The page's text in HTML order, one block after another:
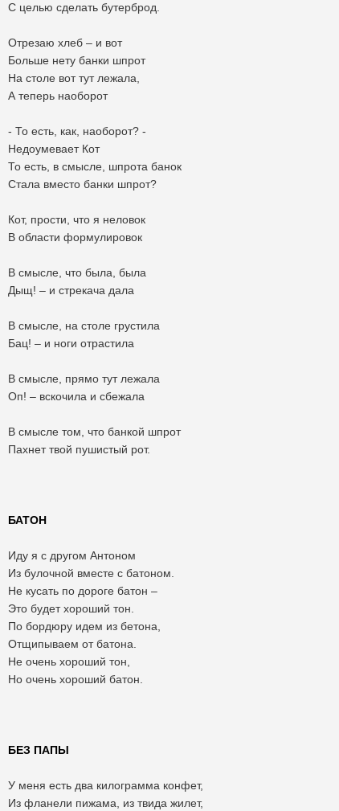
С целью сделать бутерброд.
Отрезаю хлеб – и вот
Больше нету банки шпрот
На столе вот тут лежала,
А теперь наоборот
- То есть, как, наоборот? -
Недоумевает Кот
То есть, в смысле, шпрота банок
Стала вместо банки шпрот?
Кот, прости, что я неловок
В области формулировок
В смысле, что была, была
Дыщ! – и стрекача дала
В смысле, на столе грустила
Бац! – и ноги отрастила
В смысле, прямо тут лежала
Оп! – вскочила и сбежала
В смысле том, что банкой шпрот
Пахнет твой пушистый рот.
БАТОН
Иду я с другом Антоном
Из булочной вместе с батоном.
Не кусать по дороге батон –
Это будет хороший тон.
По бордюру идем из бетона,
Отщипываем от батона.
Не очень хороший тон,
Но очень хороший батон.
БЕЗ ПАПЫ
У меня есть два килограмма конфет,
Из фланели пижама, из твида жилет,